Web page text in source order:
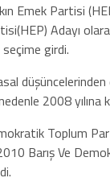
Emek Partisi
Adayı
girdi.
2008
Toplum
Barış Ve